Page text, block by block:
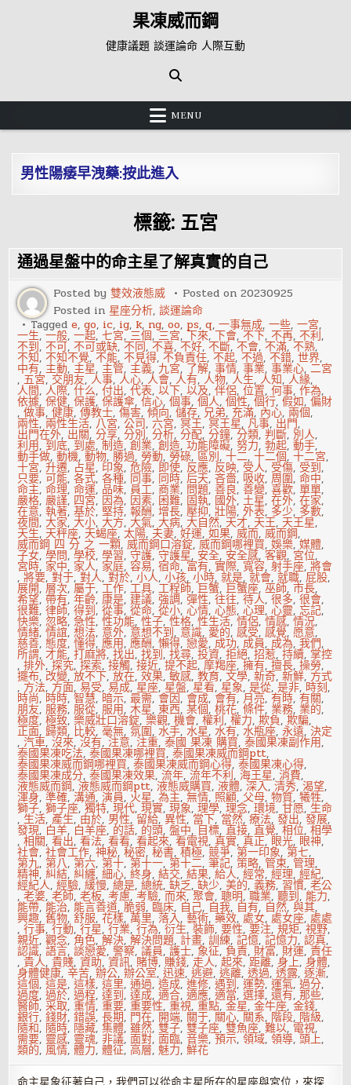
果凍威而鋼
健康議題 談運論命 人際互動
MENU
男性陽痿早洩藥:按此進入
標籤: 五宮
通過星盤中的命主星了解真實的自己
Posted by雙效液態威 Posted on20230925
Posted in 星座分析,談運論命
Taggede,go, ic, ig, k, ng,oo, ps,q,一事無成,一些,一宮,
一生,一般,一起,七宮,三個,三宮,下來,下會,不下,不再,不利,
不到,不可,不可或缺,不同,不喜,不好,不斷,不會,不滿,不熟,
不知,不知不覺,不能,不見得,不負責任,不起,不過,不錯,世界,
中有,主動,主星,主管,主義, 九宮, 了解,事情,事業,事業心,二宮
,五宮, 交朋友,人事,人心,人會,人有,人物,人生,人知,人緣,
人間,人際,什么,付出,代表,以下,以及,伴侶,位置,何事,作為,
依據,保健,保護,保護傘,信心,個事,個人,個性,個行,假如,偏財
,做事,健康,傳教士,傷害,傾向,儲存, 兄弟, 充滿, 內心, 兩個,
兩性, 兩性生活, 八宮,公司,六宮,冥王,冥王星,凡事, 出門,
出門在外, 出關,分享,分別,分析,分配,分鐘,分類,判斷, 別人,
利用, 到底, 到處,制造,創業,創造,功能障礙,努力,勃起,動手,
動手做,動機,動物,勝過, 勞動,勞碌,區別,十二,十二個,十二宮,
十宮,升遷, 占星, 印象,危險, 即使, 反應, 反映, 受人, 受傷, 受到,
只要,可能,各式,各種, 同事, 同時,后天,吝嗇, 吸收,周圍,命中,
命主,命理,命運, 品味, 員工,商業, 問題,善良,善變,喜歡,單單,
嚴格,嚴謹, 四宮, 因為, 因素, 困難, 固執, 國外,土星,在外,在家,
在意,執著,基於,堅持,報酬,增長,壓抑,壯陽,外表, 多少, 多數,
夜間,大家,大小,大方,大氣,大病,大自然, 天才, 天王, 天王星,
天生, 天秤座, 天蝎座,太陽, 夫妻,好運,如果,威而,威而鋼,
威而鋼 四 分 之 一顆,威而鋼口溶錠,威而鋼哪裡買,娛樂,媒體,
子女,學問,學校,學習,守護,守護星, 安全, 安全感,客觀, 宮位,
宮時, 家中, 家人, 家庭,容易,宿命, 富有,實際, 寬容,射手座,將會
,將要,對于,對人,對於,小人,小孩,小時,就是,就會,就職,屁股,
展開,層次,屬于,工作,工具,工程師,巨蟹,巨蟹座,巫師,市長,
希望,帶有,年齡,康是, 建議,強調,彈性,往往,待人,很多,很會,
很難,律師,得到,從事,從命,從小,心情,心態,心理,心靈,忘記,
快樂,忽略,急性,性功能,性子,性格,性生活,情侶,情感,情況,
情緒,情誼,想法, 意外, 意想不到, 意識, 愛的,感受,感覺,愿意,
慈善, 態度,懂得,應用,應酬,懶得,戀愛, 成功, 成員, 成為,我們,
所謂,才能,打麻將,找出,找到,找尋,投資,拒絕,招惹,持續,掌控
,排外,探究,探索,接觸,接近,提不起,摩羯座,擁有,擅長,操勞,
擺布, 改變,放不下,放在,效果,敏感,教育,文學,新奇,新鮮, 方式
, 方法, 方面,易受,易成, 星座, 星盤, 星看, 星象,是從,是非, 時刻,
時尚, 時時,智慧, 暗示,最需, 會因, 會成, 會有, 月亮,有時,有關,
朋友,服務,服從,服用,木星,東西,某個,桃花,條件, 業務, 業的,
極度,極致,樂威壯口溶錠,樂觀,機會,權利,權力,欺負,欺騙,
正面,歸類, 比較,毫無,氛圍,水手,水星,水有,水瓶座,永遠,決定
,汽車,沒來,沒有,注意, 注重,泰國 果凍 購買,泰國果凍副作用,
泰國果凍吃法,泰國果凍哪裡買,泰國果凍威而鋼ptt,
泰國果凍威而鋼哪裡買,泰國果凍威而鋼心得,泰國果凍心得,
泰國果凍成分,泰國果凍效果,流年,流年不利,海王星,消費,
液態威而鋼,液態威而鋼ptt,液態威購買,液體,深入,清秀,渴望,
渾身,準確,溝通,演員, 火星,為主,無情, 照顧,父母,物質,犧牲,
獅子,獅子座,獨特,現代,現實,現象,理學,理念,環境,甘愿,生命
,生活,產生, 由於, 男性, 留給,異性, 當下, 當然,療法,發出,發展,
發現, 白羊, 白羊座, 的話, 的頭,盤中, 目標,直接,直覺,相位,相學
,相關,看出,看法,看看,看起來,看電視,真實,真正, 眼光, 眼神,
社會,社會工作,神秘,秘密,秘書,積極,競爭,第一印象, 第七,
第九, 第八, 第六, 第十,第十一,第十二,筆記,策略,管束,管理,
精神, 糾結, 糾纏,細心,終身,結交,結果,給人,經常,經理,經紀,
經紀人,經驗,緩慢,總是,總統,缺乏,缺少,美的,義務, 習慣,老公
,老婆,老師,老板,考慮,考驗,而來,聚會,聰明,職業,聽到, 能力,
能帶,能治,能言善道,脆弱, 臨床, 自己, 自我, 自有, 自然,與其,
興趣,舊物,舒服,花樣,萬里,落入,藝術,藥效, 處女, 處女座, 處處
,行事,行動,行星,行業,行為,衍生,裝飾,要性,要注,規矩,視野,
親近,觀念, 角色,解決,解決問題, 計畫,訓練,記憶,記憶力,認真,
認識,語言,談戀愛,警察,議員,護士, 象征, 負責, 財富, 財運,責任
,貴人,貴賤,資助,資訊,賭博, 賺錢,走人,起來,距離,身上,身體,
身體健康,辛苦,辦公,辦公室,迅速,逃避,逃離,透過,透露,逐漸,
這個,這是,這樣,這里,通過,造成,進修,遇到,運勢,運氣,過分,
過度,過於,過程,達到,達成,適合,適應,適當,選擇,還有,那些,
醫師,采取,重情,重要,重要性,重視,重點,金星,金牛座,金錢,
銀行,錢財,錯誤,長期, 門在, 開端, 關于, 關心, 關系, 階段, 階級,
隨和, 隨時, 隱藏,集體,雖然,雙子,雙子座,雙魚座,難以, 電視,
需要, 靈感, 靈魂,非議,面對,面臨,音樂,預示,領域,領導,頭上,
類的, 風情,體力,體征,高層, 魅力,鮮花